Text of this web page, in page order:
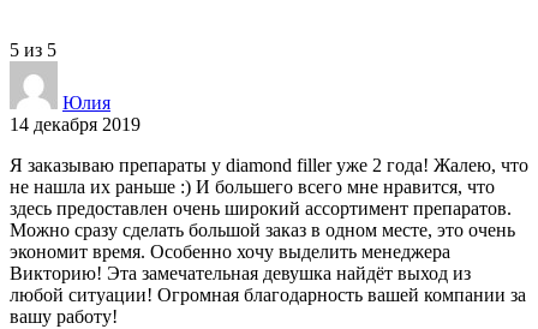
5 из 5
Юлия
14 декабря 2019
Я заказываю препараты у diamond filler уже 2 года! Жалею, что
не нашла их раньше :) И большего всего мне нравится, что
здесь предоставлен очень широкий ассортимент препаратов.
Можно сразу сделать большой заказ в одном месте, это очень
экономит время. Особенно хочу выделить менеджера
Викторию! Эта замечательная девушка найдёт выход из
любой ситуации! Огромная благодарность вашей компании за
вашу работу!